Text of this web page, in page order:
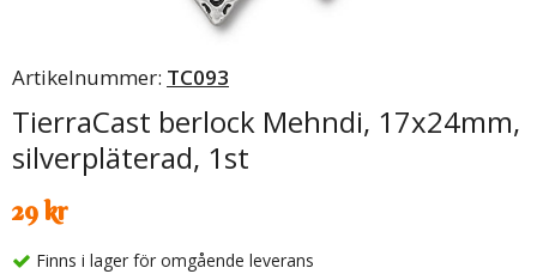
Artikelnummer: TC093
TierraCast berlock Mehndi, 17x24mm,
silverpläterad, 1st
29 kr
Finns i lager för omgående leverans